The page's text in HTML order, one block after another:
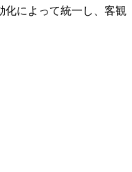
化によって統一し、客観